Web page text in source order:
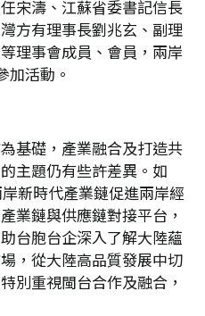
宋濤、江蘇省委書記信長
方有理事長劉兆玄、副理
理事會成員、會員，兩岸
加活動。
基礎，產業融合及打造共
主題仍有些許差異。如
新時代產業鏈促進兩岸經
業鏈與供應鏈對接平台，
台胞台企深入了解大陸蘊
，從大陸高品質發展中切
別重視閩台合作及融合，